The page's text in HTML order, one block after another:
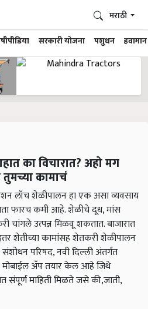
सरकारी योजना पशुधन हवामान
मराठी
का विचारात? अहो मग
कामाचं
लाँच शेळीपालन हा एक असा व्यवसाय
फारच कमी आहे. शेळीचे दूध, मांस
चांगले उत्पन्न मिळवू शकतात. बाजारात
शेतीच्या कामांसह शेतकरी शेळीपालन
परिषद, नवी दिल्ली अंतर्गत
अँप तयार केल आहे जिथे
संपूर्ण माहिती मिळते जसे की,जाती,